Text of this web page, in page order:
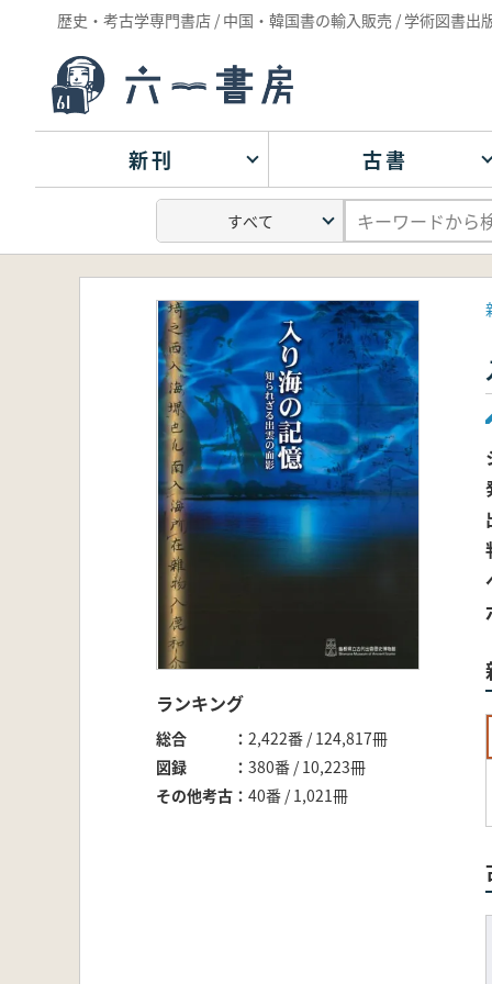
歴史・考古学専門書店 / 中国・韓国書の輸入販売 / 学術図書出
新刊 古書
ランキング
総合
2,422番 / 124,817冊
図録
380番 / 10,223冊
その他考古
40番 / 1,021冊